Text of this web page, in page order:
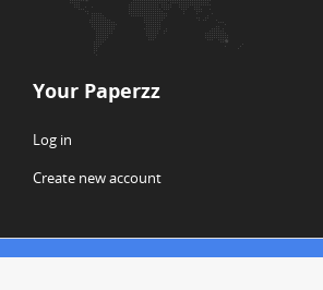
Your Paperzz
Log in
Create new account